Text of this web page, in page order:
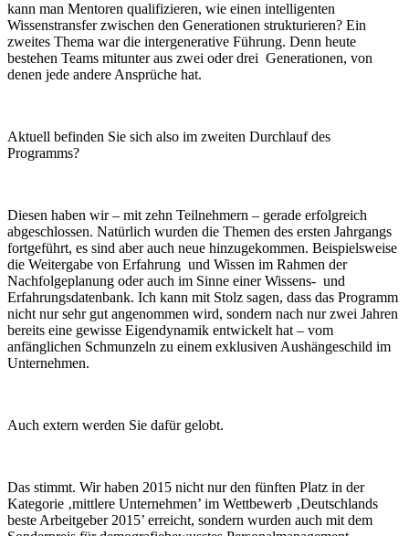
kann man Mentoren qualifizieren, wie einen intelligenten
Wissenstransfer zwischen den Generationen strukturieren? Ein
zweites Thema war die intergenerative Führung. Denn heute
bestehen Teams mitunter aus zwei oder drei Generationen, von
denen jede andere Ansprüche hat.
Aktuell befinden Sie sich also im zweiten Durchlauf des
Programms?
Diesen haben wir – mit zehn Teilnehmern – gerade erfolgreich
abgeschlossen. Natürlich wurden die Themen des ersten Jahrgangs
fortgeführt, es sind aber auch neue hinzugekommen. Beispielsweise
die Weitergabe von Erfahrung und Wissen im Rahmen der
Nachfolgeplanung oder auch im Sinne einer Wissens- und
Erfahrungsdatenbank. Ich kann mit Stolz sagen, dass das Programm
nicht nur sehr gut angenommen wird, sondern nach nur zwei Jahren
bereits eine gewisse Eigendynamik entwickelt hat – vom
anfänglichen Schmunzeln zu einem exklusiven Aushängeschild im
Unternehmen.
Auch extern werden Sie dafür gelobt.
Das stimmt. Wir haben 2015 nicht nur den fünften Platz in der
Kategorie ‚mittlere Unternehmen’ im Wettbewerb ‚Deutschlands
beste Arbeitgeber 2015’ erreicht, sondern wurden auch mit dem